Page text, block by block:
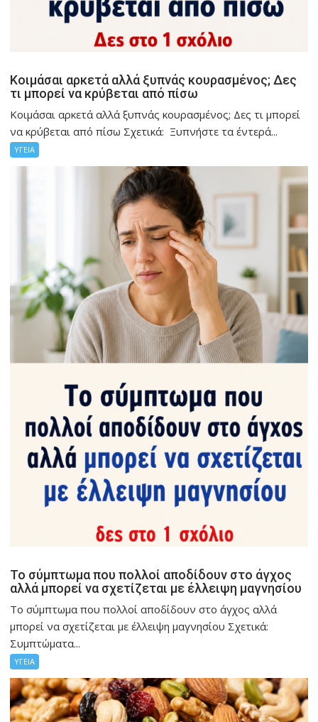
Κοιμάσαι αρκετά αλλά ξυπνάς κουρασμένος; Δες
τι μπορεί να κρύβεται από πίσω
Κοιμάσαι αρκετά αλλά ξυπνάς κουρασμένος; Δες τι μπορεί
να κρύβεται από πίσω Σχετικά: Ξυπνήστε τα έντερά...
ΥΓΕΙΑ
Το σύμπτωμα που πολλοί αποδίδουν στο άγχος
αλλά μπορεί να σχετίζεται με έλλειψη μαγνησίου
Το σύμπτωμα που πολλοί αποδίδουν στο άγχος αλλά
μπορεί να σχετίζεται με έλλειψη μαγνησίου Σχετικά:
Συμπτώματα...
ΥΓΕΙΑ